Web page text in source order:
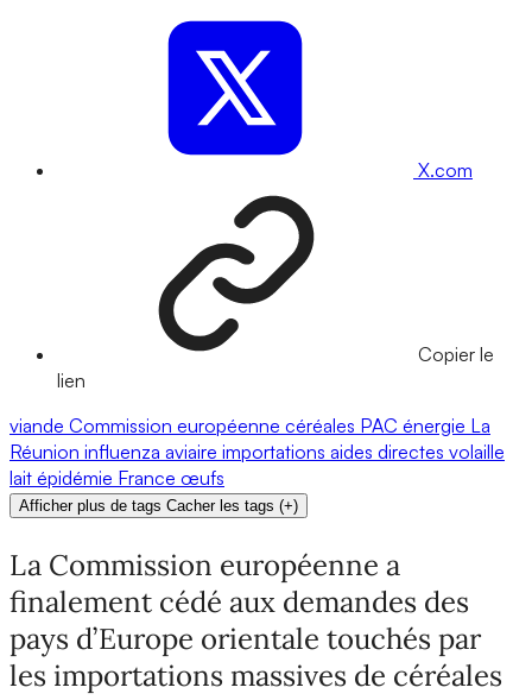
X.com
Copier le
lien
viande Commission européenne céréales PAC énergie La
Réunion influenza aviaire importations aides directes volaille
lait épidémie France œufs
Afficher plus de tags Cacher les tags (+)
La Commission européenne a
finalement cédé aux demandes des
pays d’Europe orientale touchés par
les importations massives de céréales